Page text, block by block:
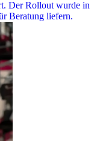
Der Rollout wurde in
Beratung liefern.